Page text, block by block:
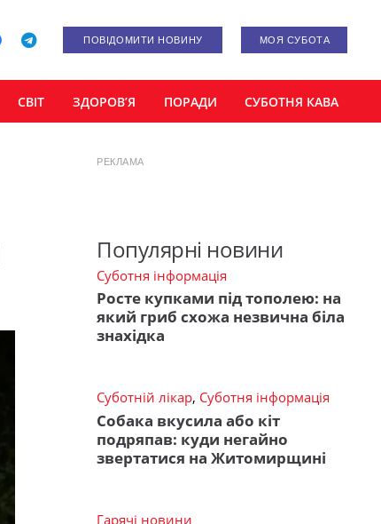
ПОВІДОМИТИ НОВИНУ МОЯ СУБОТА
СВІТ ЗДОРОВ’Я ПОРАДИ СУБОТНЯ КАВА
РЕКЛАМА
Популярні новини
Суботня інформація
Росте купками під тополею: на
який гриб схожа незвична біла
знахідка
Суботній лікар, Суботня інформація
Собака вкусила або кіт
подряпав: куди негайно
звертатися на Житомирщині
Гарячі новини